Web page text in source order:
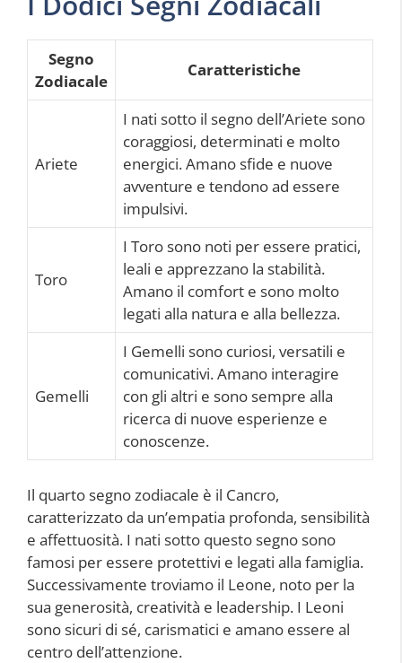
Segno
Zodiacale
Caratteristiche
Ariete
I nati sotto il segno dell’Ariete sono
coraggiosi, determinati e molto
energici. Amano sfide e nuove
avventure e tendono ad essere
impulsivi.
Toro
I Toro sono noti per essere pratici,
leali e apprezzano la stabilità.
Amano il comfort e sono molto
legati alla natura e alla bellezza.
Gemelli
I Gemelli sono curiosi, versatili e
comunicativi. Amano interagire
con gli altri e sono sempre alla
ricerca di nuove esperienze e
conoscenze.
Il quarto segno zodiacale è il Cancro,
caratterizzato da un’empatia profonda, sensibilità
e affettuosità. I nati sotto questo segno sono
famosi per essere protettivi e legati alla famiglia.
Successivamente troviamo il Leone, noto per la
sua generosità, creatività e leadership. I Leoni
sono sicuri di sé, carismatici e amano essere al
centro dell’attenzione.